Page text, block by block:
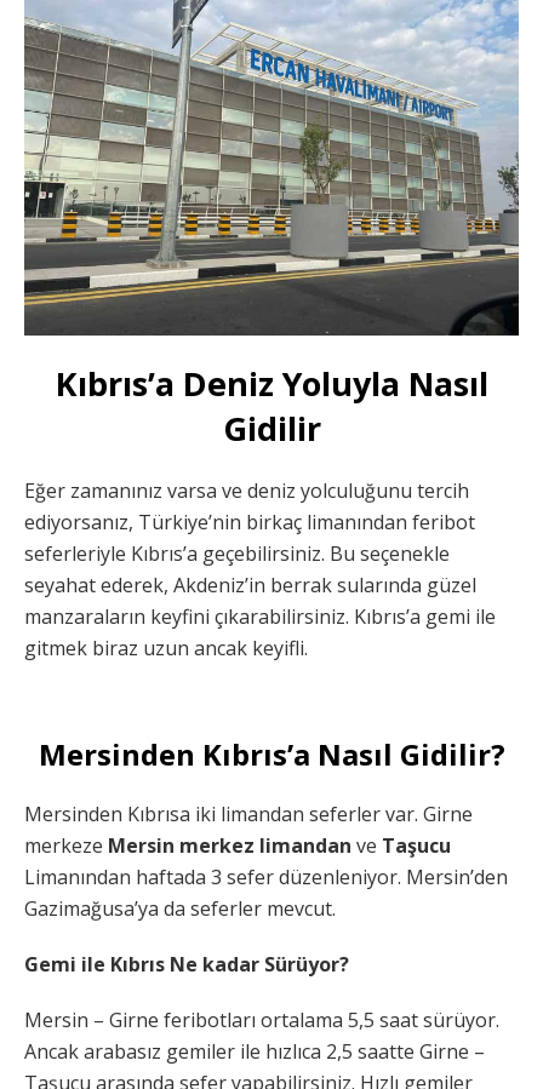
Kıbrıs’a Deniz Yoluyla Nasıl
Gidilir
Eğer zamanınız varsa ve deniz yolculuğunu tercih
ediyorsanız, Türkiye’nin birkaç limanından feribot
seferleriyle Kıbrıs’a geçebilirsiniz. Bu seçenekle
seyahat ederek, Akdeniz’in berrak sularında güzel
manzaraların keyfini çıkarabilirsiniz. Kıbrıs’a gemi ile
gitmek biraz uzun ancak keyifli.
Mersinden Kıbrıs’a Nasıl Gidilir?
Mersinden Kıbrısa iki limandan seferler var. Girne
merkeze Mersin merkez limandan ve Taşucu
Limanından haftada 3 sefer düzenleniyor. Mersin’den
Gazimağusa’ya da seferler mevcut.
Gemi ile Kıbrıs Ne kadar Sürüyor?
Mersin – Girne feribotları ortalama 5,5 saat sürüyor.
Ancak arabasız gemiler ile hızlıca 2,5 saatte Girne –
Taşucu arasında sefer yapabilirsiniz. Hızlı gemiler